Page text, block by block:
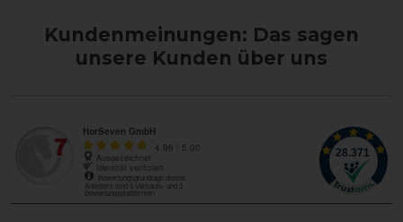
Kundenmeinungen: Das sagen
unsere Kunden über uns